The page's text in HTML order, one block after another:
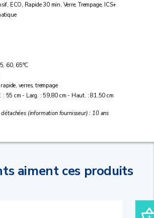
ECO, Rapide 30 min, Verre, Trempage, ICS+
60, 65°C
verres, trempage
: 55 cm - Larg. : 59,80 cm - Haut. : 81,50 cm
(information fournisseur) : 10 ans
aiment ces produits